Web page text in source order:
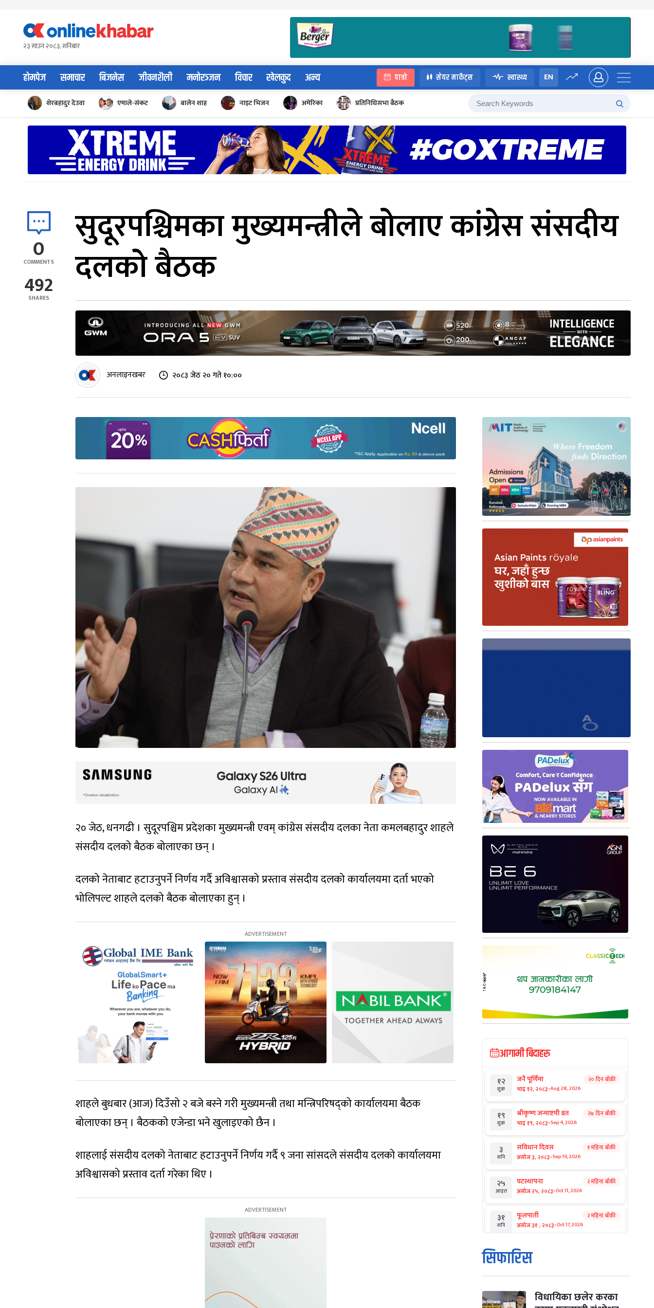
content२३ साउन २०८३, शनिबार
होमपेज समाचार बिजनेस जीवनशैली मनोरञ्जन विचार खेलकुद अन्य पात्रो सेयर मार्केट्स स्वास्थ्य EN
शेरबहादुर देउवा एमाले-संकट बालेन शाह नाइट भिजन अमेरिका प्रतिनिधिसभा बैठक
0
COMMENTS
492
SHARES
सुदूरपश्चिमका मुख्यमन्त्रीले बोलाए कांग्रेस संसदीय
दलको बैठक
अनलाइनखबर २०८३ जेठ २० गते १०:००
२० जेठ, धनगढी । सुदूरपश्चिम प्रदेशका मुख्यमन्त्री एवम् कांग्रेस संसदीय दलका नेता कमलबहादुर शाहले
संसदीय दलको बैठक बोलाएका छन् ।
दलको नेताबाट हटाउनुपर्ने निर्णय गर्दै अविश्वासको प्रस्ताव संसदीय दलको कार्यालयमा दर्ता भएको
भोलिपल्ट शाहले दलको बैठक बोलाएका हुन् ।
शाहले बुधबार (आज) दिउँसो २ बजे बस्ने गरी मुख्यमन्त्री तथा मन्त्रिपरिषद्को कार्यालयमा बैठक
बोलाएका छन् । बैठकको एजेन्डा भने खुलाइएको छैन ।
शाहलाई संसदीय दलको नेताबाट हटाउनुपर्ने निर्णय गर्दै ९ जना सांसदले संसदीय दलको कार्यालयमा
अविश्वासको प्रस्ताव दर्ता गरेका थिए ।
आगामी बिदाहरु
१२
शुक्र
जनै पूर्णिमा
भाद्र १२, २०८३-Aug 28, 2026
२० दिन बाँकी
१९
शुक्र
श्रीकृष्ण जन्माष्टमी व्रत
भाद्र १९, २०८३-Sep 4, 2026
२७ दिन बाँकी
३
शनि
संविधान दिवस
असोज ३, २०८३-Sep 19, 2026
१ महिना बाँकी
२५
आइत
घटस्थापना
असोज २५, २०८३-Oct 11, 2026
२ महिना बाँकी
३१
शनि
फूलपाती
असोज ३१ , २०८३-Oct 17, 2026
२ महिना बाँकी
१
आइत
कार्तिक सङ्क्रान्ति
कार्तिक १, २०८३
मंगल कार्तिक ३, २०८३-Oct 20, 2026
सिफारिस
विधायिका छलेर करका